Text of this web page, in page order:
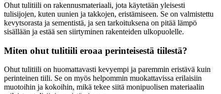
Ohut tulitiili on rakennusmateriaali, jota käytetään yleisesti
tulisijojen, kuten uunien ja takkojen, eristämiseen. Se on valmistettu
kevytsorasta ja sementistä, ja sen tarkoituksena on pitää lämpö
sisällään ja estää sen siirtyminen rakenteiden ulkopuolelle.
Miten ohut tulitiili eroaa perinteisestä tiilestä?
Ohut tulitiili on huomattavasti kevyempi ja paremmin eristävä kuin
perinteinen tiili. Se on myös helpommin muokattavissa erilaisiin
muotoihin ja kokoihin, mikä tekee siitä monipuolisen materiaalin